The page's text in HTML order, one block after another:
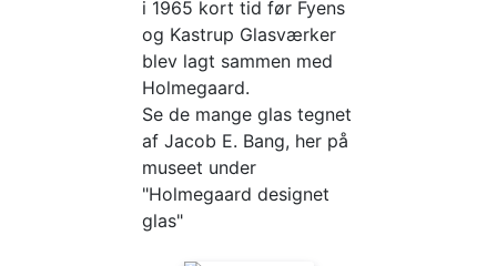
i 1965 kort tid før Fyens
og Kastrup Glasværker
blev lagt sammen med
Holmegaard.
Se de mange glas tegnet
af Jacob E. Bang, her på
museet under
"Holmegaard designet
glas"